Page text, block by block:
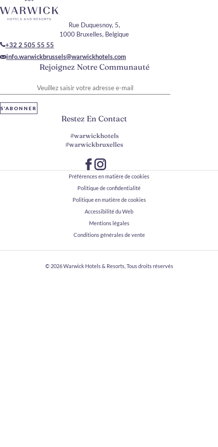
Rejoignez Notre Communauté
S'ABONNER
Rue Duquesnoy, 5,
1000 Bruxelles, Belgique
+32 2 505 55 55
info.warwickbrussels@warwickhotels.com
Restez En Contact
#warwickhotels
#warwickbruxelles
Préférences en matière de cookies
Politique de confidentialité
Politique en matière de cookies
Accessibilité du Web
Mentions légales
Conditions générales de vente
© 2026Warwick Hotels & Resorts, Tous droits réservés